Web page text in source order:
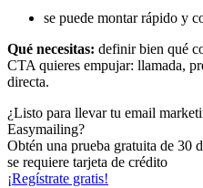
se puede montar rápido y
Qué necesitas: definir bien qué
CTA quieres empujar: llamada,
directa.
¿Listo para llevar tu email
Easymailing?
Obtén una prueba gratuita de 30
se requiere tarjeta de crédito
¡Regístrate gratis!